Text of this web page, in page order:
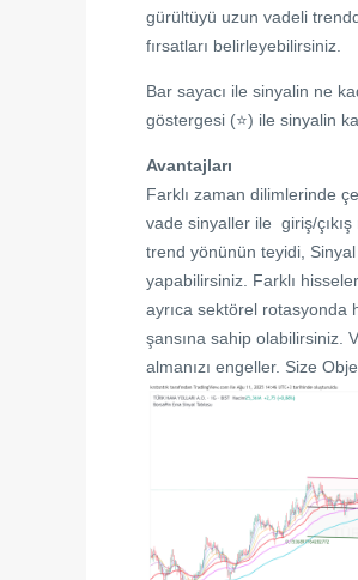
gürültüyü uzun vadeli
fırsatları belirleyebilirsiniz.
Bar sayacı ile sinyalin ne
göstergesi (⭐) ile sinyalin
Avantajları
Farklı zaman dilimlerinde
vade sinyaller ile giriş/
trend yönünün teyidi,
yapabilirsiniz. Farklı
ayrıca sektörel rotasyonda
şansına sahip olabilirsiniz.
almanızı engeller. Size